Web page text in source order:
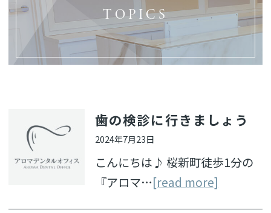
TOPICS
歯の検診に行きましょう
2024年7月23日
こんにちは♪ 桜新町徒歩1分の
『アロマ…[read more]